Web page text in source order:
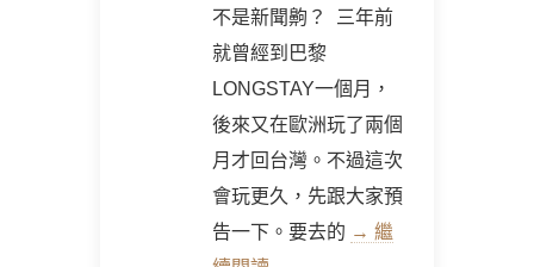
不是新聞齁？ 三年前
就曾經到巴黎
LONGSTAY一個月，
後來又在歐洲玩了兩個
月才回台灣。不過這次
會玩更久，先跟大家預
告一下。要去的 → 繼